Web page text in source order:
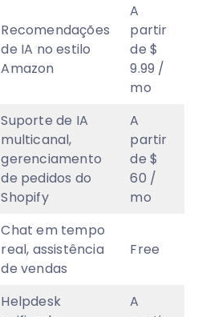
Recomendações
de IA no estilo
Amazon
A
partir
de $
9.99 /
mo
Suporte de IA
multicanal,
gerenciamento
de pedidos do
Shopify
A
partir
de $
60 /
mo
Chat em tempo
real, assistência
de vendas
Free
Helpdesk
A